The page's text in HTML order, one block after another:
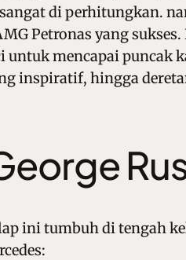
di perhitungkan.
Petronas yang
untuk mencapai
inspiratif, hingga
ini tumbuh di tengah